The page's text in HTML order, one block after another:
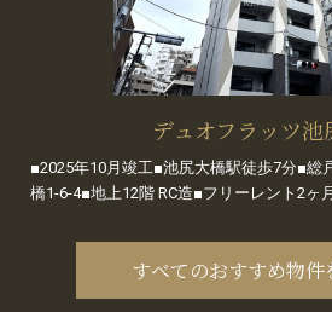
デュオフラッツ池
■2025年10月竣工■池尻大橋駅徒歩7分■総
橋1-6-4■地上12階 RC造■フリーレント2ヶ月
すべてのおすすめ物件